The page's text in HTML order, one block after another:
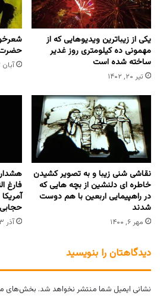
یکی از زیباترین ویدیوهایی که از
مهمونی ده کیلومتری روز غدیر
ساخته شده است
تیر ۲۰, ۱۴۰۲
آبان ۳, ۱۴۰۰
نقاشی شنی زیبا و به تصویر کشیدن
خاطره ای دلنشین از بچه هایی که
در راهپیمایی اربعین با هم دوست
شدند
مهر ۶, ۱۴۰۰
فارغ
حجابی
آذر ۲۳, ۱۴۰۲
دیدگاهتان را بنویسید
نشانی ایمیل شما منتشر نخواهد شد. بخش‌های